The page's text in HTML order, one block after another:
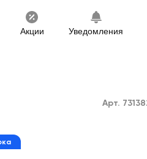
Акции Уведомления
Арт.